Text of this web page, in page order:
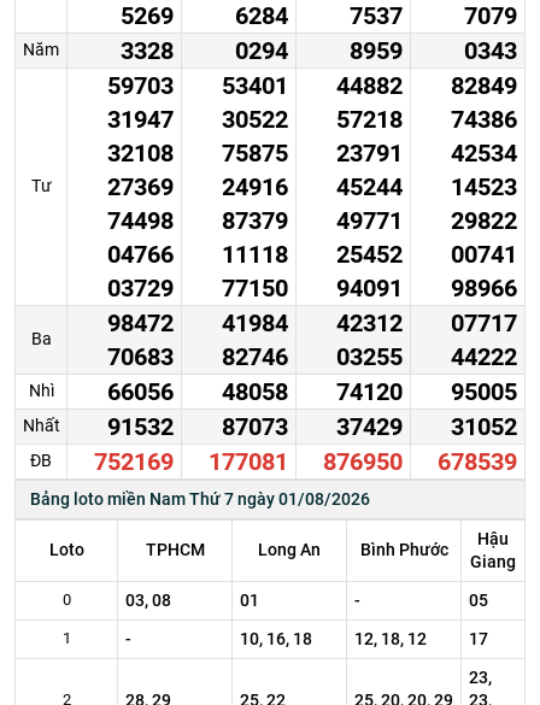
5269
6284
7537
7079
Năm 3328 0294 8959 0343
Tư
59703
31947
32108
27369
74498
04766
03729
53401
30522
75875
24916
87379
11118
77150
44882
57218
23791
45244
49771
25452
94091
82849
74386
42534
14523
29822
00741
98966
Ba
98472
70683
41984
82746
42312
03255
07717
44222
Nhì 66056 48058 74120 95005
Nhất 91532 87073 37429 31052
ĐB 752169 177081 876950 678539
Bảng loto miền Nam Thứ 7 ngày 01/08/2026
Loto TPHCM Long An Bình Phước
Hậu
Giang
0 03, 08 01 - 05
1 - 10, 16, 18 12, 18, 12 17
2 28, 29 25, 22 25, 20, 20, 29
23,
23,